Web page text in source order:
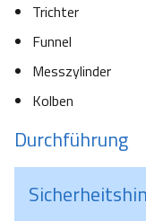
Trichter
Funnel
Messzylinder
Kolben
Durchführung